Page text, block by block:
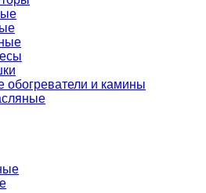
обогреватели и камины